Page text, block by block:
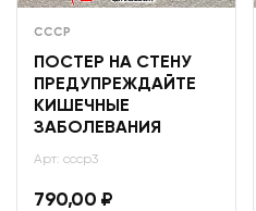
СССР
ПОСТЕР НА СТЕНУ
ПРЕДУПРЕЖДАЙТЕ
КИШЕЧНЫЕ
ЗАБОЛЕВАНИЯ
Арт: ссср3
790,00 ₽